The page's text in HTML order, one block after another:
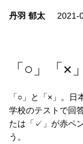
丹羽 郁太
「○」「×
「○」と「×」。日
学校のテストで回
たは「✓」が赤ペ
う。